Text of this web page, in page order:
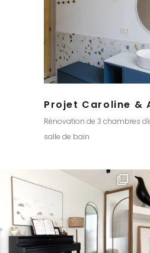
Projet Caroline &
Rénovation de 3 chambres
salle de bain